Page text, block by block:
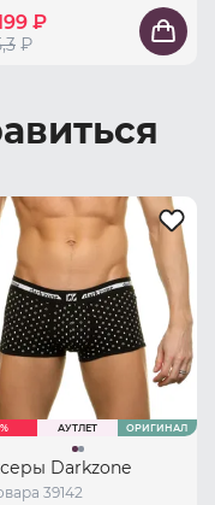
₽
₽
АУТЛЕТ ОРИГИНАЛ
Darkzone
39142